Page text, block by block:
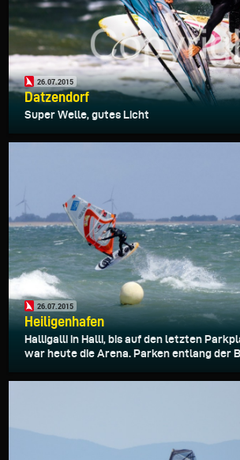
26.07.2015
Datzendorf
Super Welle, gutes Licht
26.07.2015
Heiligenhafen
Halligalli in Halli, bis auf den letzten
war heute die Arena. Parken entlang der